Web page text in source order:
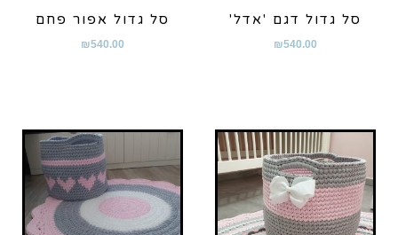
סל גדול דגם 'אדל'
₪540.00
סל גדול אפור פחם
₪540.00